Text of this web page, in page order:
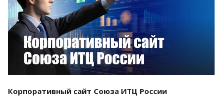
Смотреть проект
Корпоративный сайт Союза ИТЦ России